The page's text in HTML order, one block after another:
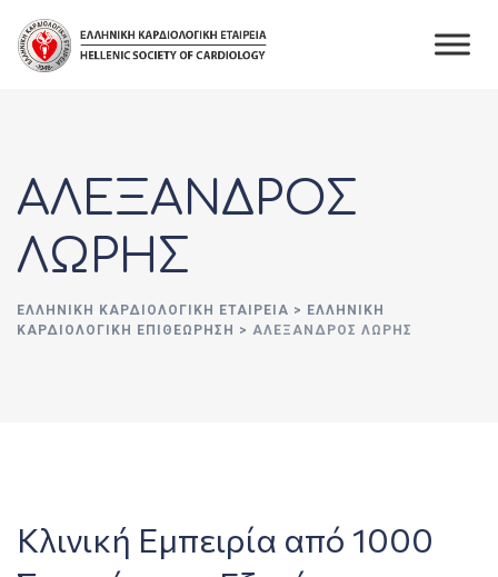
content
ΑΛΕΞΑΝΔΡΟΣ
ΛΩΡΗΣ
ΕΛΛΗΝΙΚΉ ΚΑΡΔΙΟΛΟΓΙΚΉ ΕΤΑΙΡΕΊΑ > ΕΛΛΗΝΙΚΗ
ΚΑΡΔΙΟΛΟΓΙΚΗ ΕΠΙΘΕΩΡΗΣΗ > ΑΛΕΞΑΝΔΡΟΣ ΛΩΡΗΣ
Κλινική Εμπειρία από 1000